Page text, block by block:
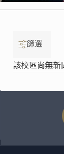
篩選
該校區尚無新